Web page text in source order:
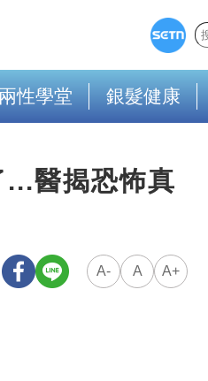
兩性學堂 銀髮健康
醫揭恐怖真
A- A A+